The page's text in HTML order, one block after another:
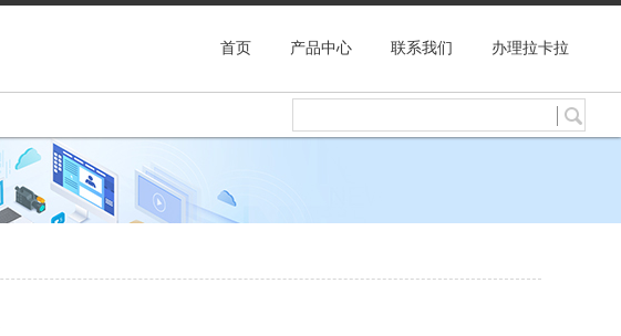
首页 产品中心 联系我们 办理拉卡拉